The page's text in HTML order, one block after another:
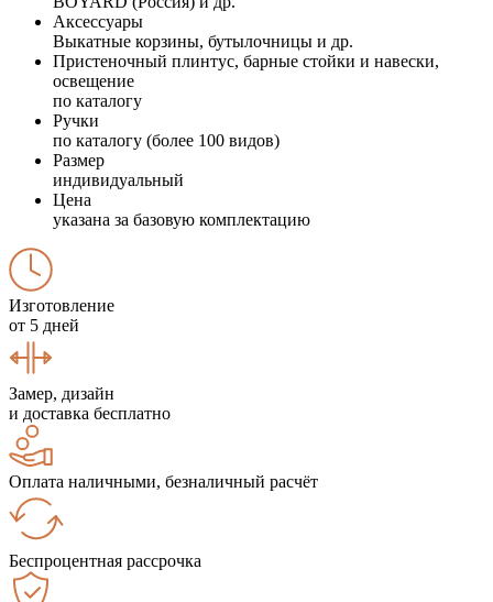
Аксессуары
Выкатные корзины, бутылочницы и др.
Пристеночный плинтус, барные стойки и навески,
освещение
по каталогу
Ручки
по каталогу (более 100 видов)
Размер
индивидуальный
Цена
указана за базовую комплектацию
Изготовление
от 5 дней
Замер, дизайн
и доставка бесплатно
Оплата наличными, безналичный расчёт
Беспроцентная рассрочка